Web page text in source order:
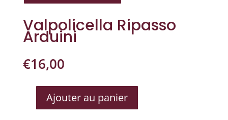
Valpolicella Ripasso
Arduini
€16,00
QUANTITÉAjouter au panier